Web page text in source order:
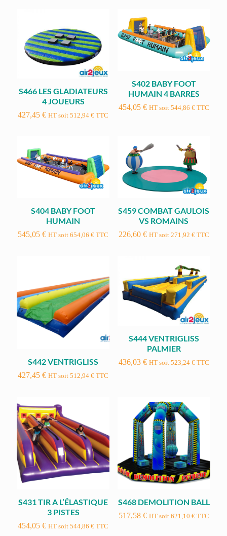
S466 LES GLADIATEURS
4 JOUEURS
427,45€ HT soit512,94€ TTC
S402 BABY FOOT
HUMAIN 4 BARRES
454,05 € HT soit 544,86 €TTC
S404 BABY FOOT
HUMAIN
545,05€ HT soit654,06€ TTC
S459 COMBAT GAULOIS
VS ROMAINS
226,60 € HT soit 271,92 €TTC
S442 VENTRIGLISS
427,45€ HT soit512,94€ TTC
S444 VENTRIGLISS
PALMIER
436,03 € HT soit 523,24 €TTC
S431 TIR A L’ÉLASTIQUE
3 PISTES
454,05€ HT soit544,86€ TTC
S468 DEMOLITION BALL
517,58 € HT soit 621,10 €TTC